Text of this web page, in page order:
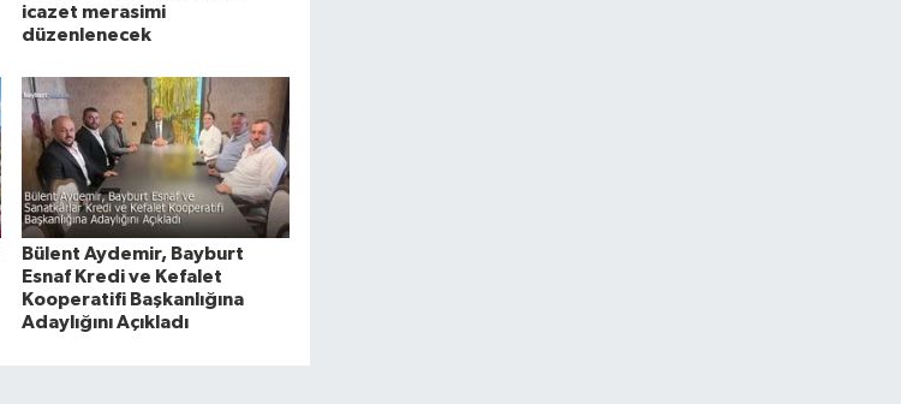
icazet merasimi
düzenlenecek
Bülent Aydemir, Bayburt
Esnaf Kredi ve Kefalet
Kooperatifi Başkanlığına
Adaylığını Açıkladı